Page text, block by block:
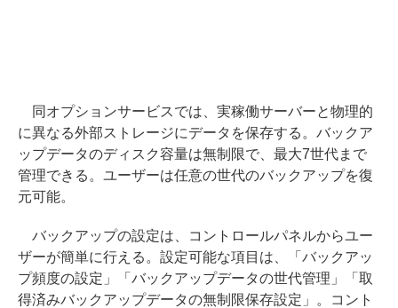
同オプションサービスでは、実稼働サーバーと物理的
に異なる外部ストレージにデータを保存する。バックア
ップデータのディスク容量は無制限で、最大7世代まで
管理できる。ユーザーは任意の世代のバックアップを復
元可能。
バックアップの設定は、コントロールパネルからユー
ザーが簡単に行える。設定可能な項目は、「バックアッ
プ頻度の設定」「バックアップデータの世代管理」「取
得済みバックアップデータの無制限保存設定」。コント